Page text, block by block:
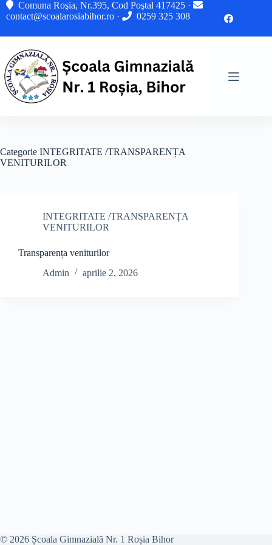
Sari Comuna Roşia, Nr.395, Cod Poştal 417425 ·
contact@scoalarosiabihor.ro · 0259 325 308
Categorie INTEGRITATE /TRANSPARENȚA
VENITURILOR
INTEGRITATE /TRANSPARENȚA
VENITURILOR
Transparența veniturilor
Admin
aprilie 2, 2026
© 2026 Școala Gimnazială Nr. 1 Roșia Bihor